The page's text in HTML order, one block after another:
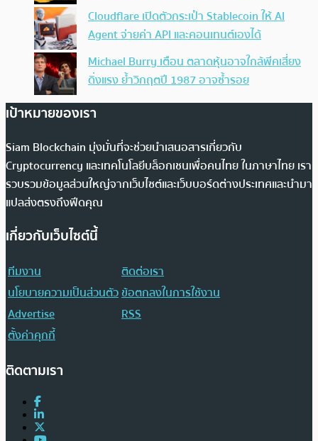
Cloudflare เปิดตัวกระเป๋า Stablecoin ให้ AI
Agent จ่ายค่า API และคอนเทนต์เองได้
Michael Burry เตือน ตลาดหุ้นอาจใกล้พีคเสี่ยง
ดิ่งแรง ย้ำวิกฤตปี 1987 อาจซ้ำรอย
เป้าหมายของเรา
Siam Blockchain มุ่งมั่นที่จะช่วยนำเสนอสารเกี่ยวกับ
Cryptocurrency และเทคโนโลยีบล็อกเชนเพื่อคนไทย ในภาษาไทย เรา
รวบรวมข้อมูลส่วนใหญ่จากเว็บไซต์และเว็บบอร์ดต่างประเทศและนำมา
แปลส่งตรงถึงฟีดคุณ
เกี่ยวกับเว็บไซต์นี้
ทีมงาน
ติดต่อเรา
นโยบายความเป็นส่วนตัวข้อตกลงในการใช้งาน
Advertise
RSS
ตั้งค่าคุกกี้
ติดตามเรา